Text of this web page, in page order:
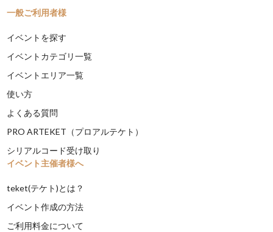
一般ご利用者様
イベントを探す
イベントカテゴリ一覧
イベントエリア一覧
使い方
よくある質問
PRO ARTEKET（プロアルテケト）
シリアルコード受け取り
イベント主催者様へ
teket(テケト)とは？
イベント作成の方法
ご利用料金について